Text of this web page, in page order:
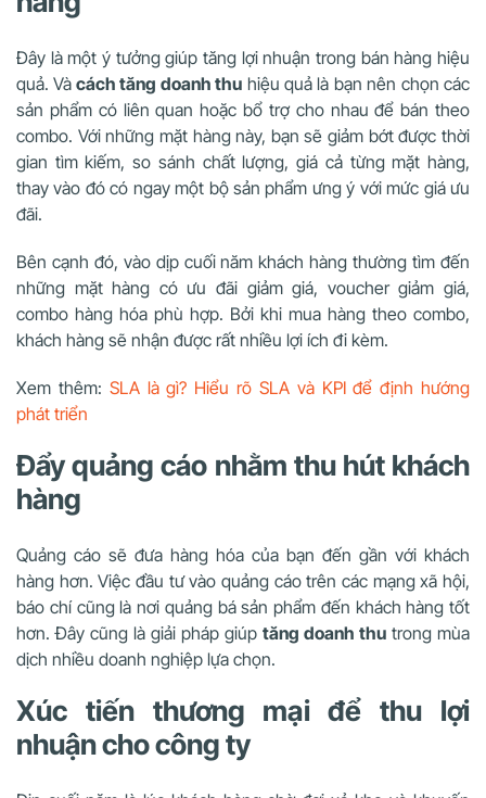
Đây là một ý tưởng giúp tăng lợi nhuận trong bán hàng hiệu
quả. Và cách tăng doanh thu hiệu quả là bạn nên chọn các
sản phẩm có liên quan hoặc bổ trợ cho nhau để bán theo
combo. Với những mặt hàng này, bạn sẽ giảm bớt được thời
gian tìm kiếm, so sánh chất lượng, giá cả từng mặt hàng,
thay vào đó có ngay một bộ sản phẩm ưng ý với mức giá ưu
đãi.
Bên cạnh đó, vào dịp cuối năm khách hàng thường tìm đến
những mặt hàng có ưu đãi giảm giá, voucher giảm giá,
combo hàng hóa phù hợp. Bởi khi mua hàng theo combo,
khách hàng sẽ nhận được rất nhiều lợi ích đi kèm.
Xem thêm: SLA là gì? Hiểu rõ SLA và KPI để định hướng
phát triển
Đẩy quảng cáo nhằm thu hút khách
hàng
Quảng cáo sẽ đưa hàng hóa của bạn đến gần với khách
hàng hơn. Việc đầu tư vào quảng cáo trên các mạng xã hội,
báo chí cũng là nơi quảng bá sản phẩm đến khách hàng tốt
hơn. Đây cũng là giải pháp giúp tăng doanh thu trong mùa
dịch nhiều doanh nghiệp lựa chọn.
Xúc tiến thương mại để thu lợi
nhuận cho công ty